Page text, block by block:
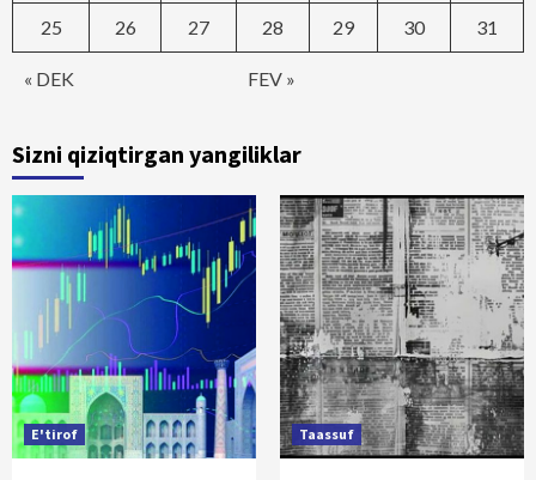
« DEK FEV »
25 26 27 28 29 30 31
Sizni qiziqtirgan yangiliklar
E'tirof Taassuf